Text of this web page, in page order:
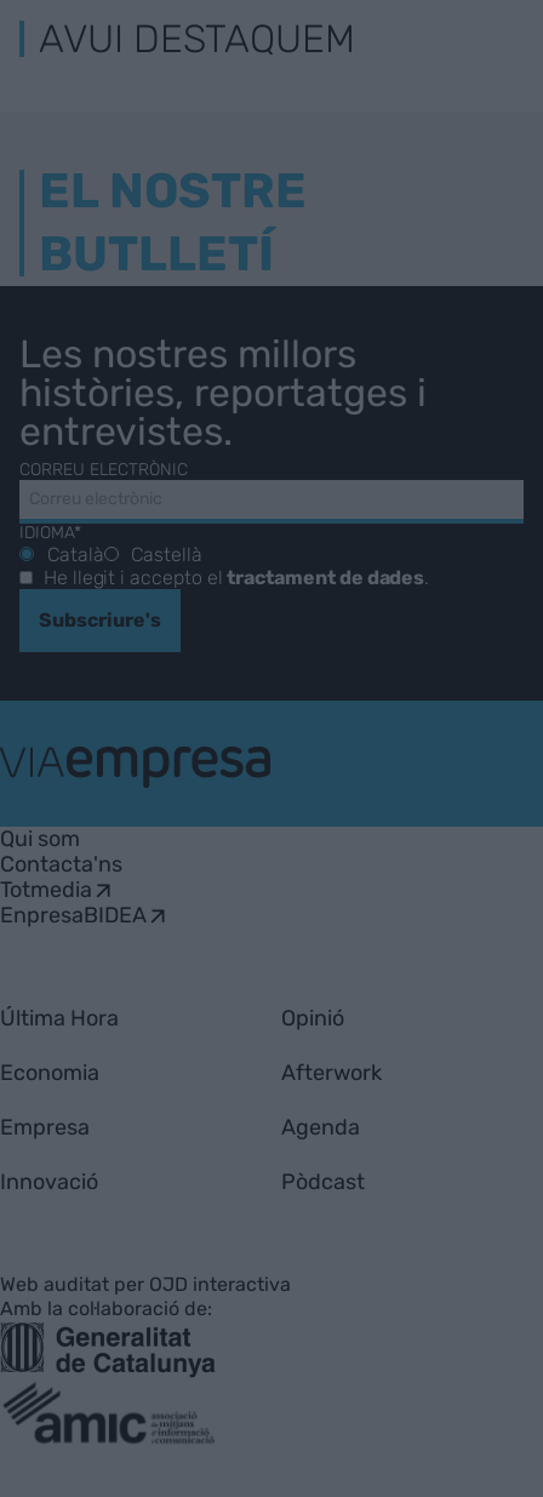
AVUI DESTAQUEM
EL NOSTRE
BUTLLETÍ
Les nostres millors
històries, reportatges i
entrevistes.
CORREU ELECTRÒNIC
IDIOMA*
Català
Castellà
He llegit i accepto eltractament de dades.
Subscriure's
Empresa
Qui som
Contacta'ns
Totmedia
EnpresaBIDEA
Última Hora
Economia
Empresa
Innovació
Opinió
Afterwork
Agenda
Pòdcast
Web auditat per OJD interactiva
Amb la col·laboració de: